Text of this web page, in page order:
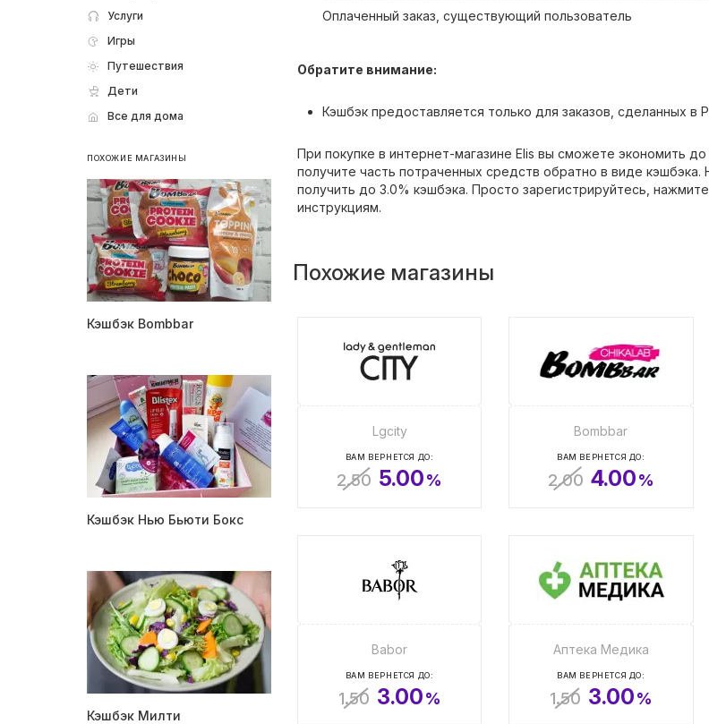
Услуги
Игры
Путешествия
Дети
Все для дома
ПОХОЖИЕ МАГАЗИНЫ
Кэшбэк Bombbar
Кэшбэк Нью Бьюти Бокс
Кэшбэк Милти
Оплаченный заказ, существующий пользователь
Обратите внимание:
Кэшбэк предоставляется только для заказов, сделанных в
При покупке в интернет-магазине Elis вы сможете экономить
получите часть потраченных средств обратно в виде
получить до 3.0% кэшбэка. Просто зарегистрируйтесь,
инструкциям.
Похожие магазины
Lgcity
ВАМ ВЕРНЕТСЯ ДО:
2.50 5.00%
Bombbar
ВАМ ВЕРНЕТСЯ ДО:
2.00 4.00%
Babor
ВАМ ВЕРНЕТСЯ ДО:
1.50 3.00%
Аптека Медика
ВАМ ВЕРНЕТСЯ ДО:
1.50 3.00%